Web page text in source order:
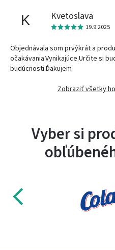
K Kvetoslava
19.9.2025
Objednávala som prvýkrát a
očakávania.Vynikajúce.Určite si
budúcnosti.Ďakujem
Zobraziť všetky
Vyber si